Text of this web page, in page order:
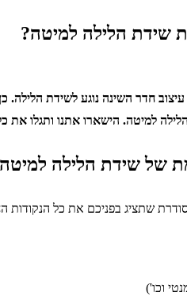
שידת הלילה למיטה?
חדר השינה נוגע לשידת
למיטה. הישארו אתנו ותגלו את
שתציג בפניכם את כל הנקודות
וכו')